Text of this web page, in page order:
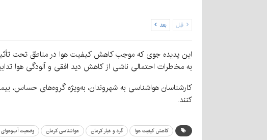
قبل بعد
این پدیده جوی که موجب کاهش کیفیت هوا در مناطق تحت
به مخاطرات احتمالی ناشی از کاهش دید افقی و آلودگی هوا
کارشناسان هواشناسی به شهروندان، به‌ویژه گروه‌های حساس،
کنند.
کاهش کیفیت هوا گرد و غبار کرمان هواشناسی کرمان وضعیت آب‌وهوای